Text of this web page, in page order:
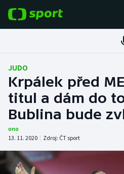
Fotbal
Hokej
Tenis
Atletika
Cyklistika
JUDO
Krpálek před
titul a dám do
Bublina bude
ono
13. 11. 2020 | Zdroj: ČT sport